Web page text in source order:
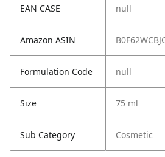
EAN CASE null
Amazon ASIN
Formulation Code null
Size 75 ml
Sub Category Cosmetic